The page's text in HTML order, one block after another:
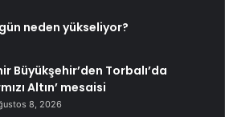
neden yükseliyor?
Büyükşehir’den Torbalı’da
Altın’ mesaisi
8, 2026